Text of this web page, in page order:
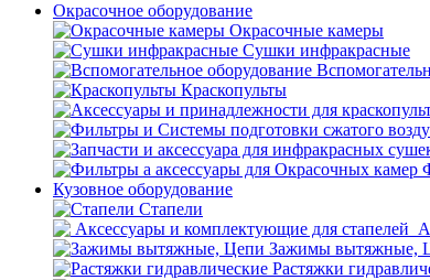
Окрасочное оборудование
Окрасочные камеры
Сушки инфракрасные
Краскопульты
Кузовное оборудование
Стапели
Зажимы вытяжные,
Растяжки